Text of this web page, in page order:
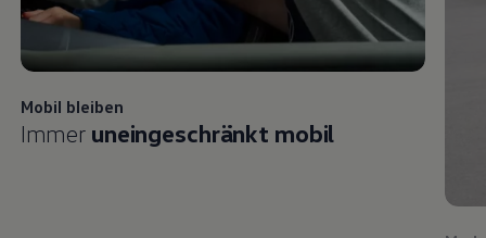
Mobil bleiben
Immer uneingeschränkt mobil